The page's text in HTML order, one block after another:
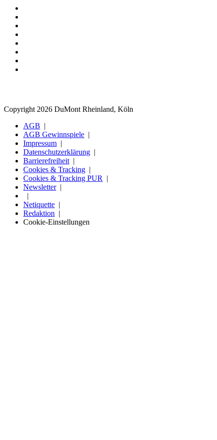
Copyright 2026 DuMont Rheinland, Köln
AGB
AGB Gewinnspiele
Impressum
Datenschutzerklärung
Barrierefreiheit
Cookies & Tracking
Cookies & Tracking PUR
Newsletter
Netiquette
Redaktion
Cookie-Einstellungen